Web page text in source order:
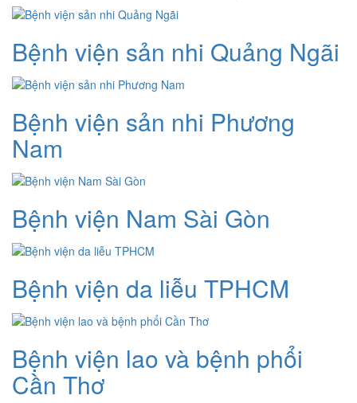
Bệnh viện sản nhi Quảng Ngãi
Bệnh viện sản nhi Phương
Nam
Bệnh viện Nam Sài Gòn
Bệnh viện da liễu TPHCM
Bệnh viện lao và bệnh phổi
Cần Thơ